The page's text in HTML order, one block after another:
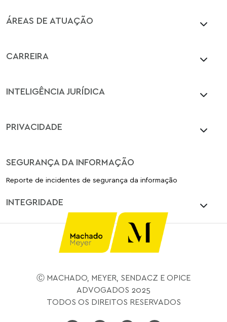
ÁREAS DE ATUAÇÃO
CARREIRA
INTELIGÊNCIA JURÍDICA
PRIVACIDADE
SEGURANÇA DA INFORMAÇÃO
Reporte de incidentes de segurança da informação
INTEGRIDADE
Ⓒ MACHADO, MEYER, SENDACZ E OPICE
ADVOGADOS 2025
TODOS OS DIREITOS RESERVADOS